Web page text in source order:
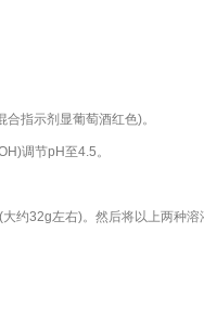
指示剂显葡萄酒红色)。
调节pH至4.5。
约32g左右)。然后将以上两种溶